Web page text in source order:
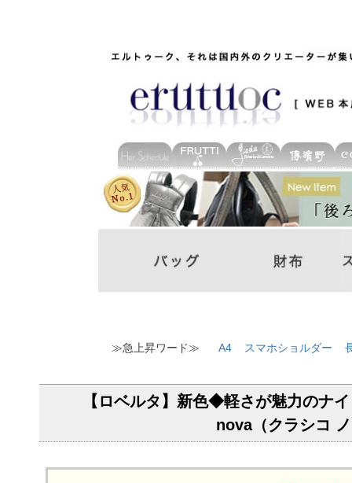
≫急上昇ワード≫ A4 スマホショルダー
【ロベルタ】新色◆軽さが魅力のナ
nova（クラシコ